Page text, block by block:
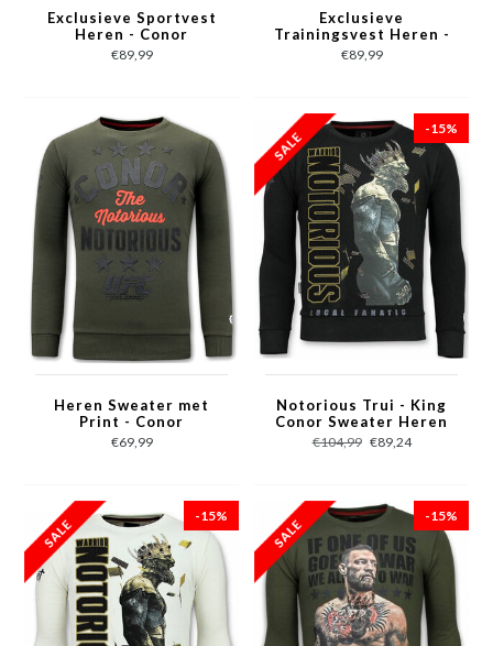
Exclusieve Sportvest
Heren - Conor
Notorious
Trainingsvest - Wit
€89,99
Exclusieve
Trainingsvest Heren -
Conor Notorious
Hoodie- Groen
€89,99
Heren Sweater met
Print - Conor
Notorious - Groen
€69,99
-15%
Notorious Trui - King
Conor Sweater Heren
- Zwart
€104,99 €89,24
-15% -15%